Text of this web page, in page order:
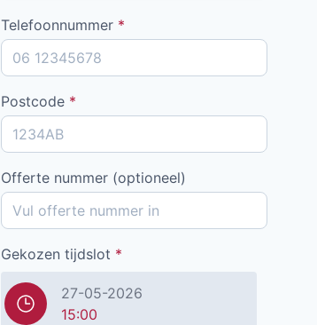
Telefoonnummer *
Postcode *
Offerte nummer (optioneel)
Gekozen tijdslot *
27-05-2026
15:00